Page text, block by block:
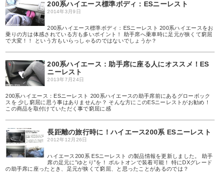
200系ハイエース標準ボディ：ESニーレスト
2014年3月9日
200系ハイエース標準ボディ：ESニーレスト 200系ハイエースをお
乗りの方は体感されている方も多いポイント！ 助手席へ乗車時に足元が狭くて窮屈
で大変！！ という方もいらっしゃるのではないでしょうか？
200系ハイエース：助手席に座る人にオススメ！ES
ニーレスト
2013年7月24日
200系ハイエース：ESニーレスト 200系ハイエースの助手席前にあるグローボック
スを 少し窮屈に思う事はありませんか？ そんな方にこのESニーレストがお勧め！
この商品を取付けていただく事で窮屈に感
長距離の旅行時に！ハイエース200系 ESニーレスト
2012年12月26日
ハイエース200系 ESニーレスト の製品情報を更新しました。 助手
席の足元に”ゆとり”を！ ボルトオンで装着可能！ 特にDXグレード
の助手席に座ったとき、足元が狭くて窮屈、と思ったことがあるのでは？